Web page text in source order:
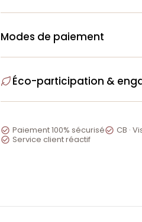
Modes de paiement
Éco-participation &
 Paiement 100% sécurisé CB ·
 Service client réactif